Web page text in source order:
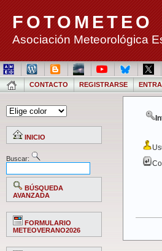
FOTOMETEO
Asociación Meteorológica
CONTACTO REGISTRARSE
INICIO
Buscar:
BÚSQUEDA
AVANZADA
FORMULARIO
METEOVERANO2026